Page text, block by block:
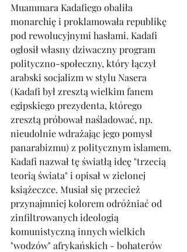
Muammara Kadafiego obaliła
monarchię i proklamowała republikę
pod rewolucyjnymi hasłami. Kadafi
ogłosił własny dziwaczny program
polityczno-społeczny, który łączył
arabski socjalizm w stylu Nasera
(Kadafi był zresztą wielkim fanem
egipskiego prezydenta, którego
zresztą próbował naśladować, np.
nieudolnie wdrażając jego pomysł
panarabizmu) z politycznym islamem.
Kadafi nazwał tę światłą ideę "trzecią
teorią świata" i opisał w zielonej
książeczce. Musiał się przecież
przynajmniej kolorem odróżniać od
zinfiltrowanych ideologią
komunistyczną innych wielkich
"wodzów" afrykańskich - bohaterów